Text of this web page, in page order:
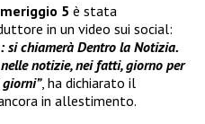
5 è stata
in un video sui social:
si chiamerà Dentro la Notizia.
notizie, nei fatti, giorno per
, ha dichiarato il
in allestimento.